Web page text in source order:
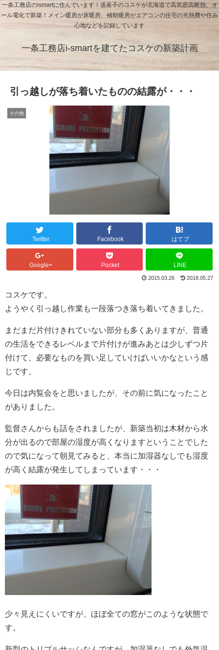
一条工務店のismartに住んでいます！道産子のコスケが北海道で高気密高断熱、オ
ール電化で新築！メイン暖房が床暖房、補助暖房がエアコンの住宅の光熱費や住み
心地などを記録しています
一条工務店i-smartを建てたコスケの新築計画
引っ越しが落ち着いたものの結露が・・・
その他
Twitter Facebook はてブ
Google+ Pocket LINE
2015.03.26 2018.05.27
コスケです。
ようやく引っ越し作業も一段落つき落ち着いてきました。
まだまだ片付けきれていない部分も多くありますが、普通
の生活をできるレベルまで片付けが進みあとは少しずつ片
付けて、必要なものを買い足していけばいいかなという感
じです。
今日は内覧会をと思いましたが、その前に気になったこと
がありました。
監督さんからも話をされましたが、新築当初は木材から水
分が出るので部屋の湿度が高くなりますということでした
ので気になって朝見てみると、本当に加湿器なしでも湿度
が高く結露が発生してしまっています・・・
少々見えにくいですが、ほぼ全ての窓がこのような状態で
す。